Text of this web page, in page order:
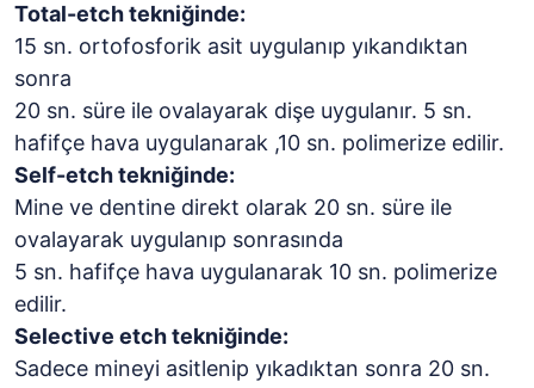
Total-etch tekniğinde:
15 sn. ortofosforik asit uygulanıp yıkandıktan
sonra
20 sn. süre ile ovalayarak dişe uygulanır. 5 sn.
hafifçe hava uygulanarak ,10 sn. polimerize edilir.
Self-etch tekniğinde:
Mine ve dentine direkt olarak 20 sn. süre ile
ovalayarak uygulanıp sonrasında
5 sn. hafifçe hava uygulanarak 10 sn. polimerize
edilir.
Selective etch tekniğinde:
Sadece mineyi asitlenip yıkadıktan sonra 20 sn.